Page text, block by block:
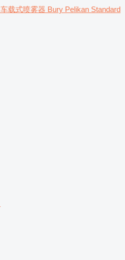
车载式喷雾器 Bury Pelikan Standard